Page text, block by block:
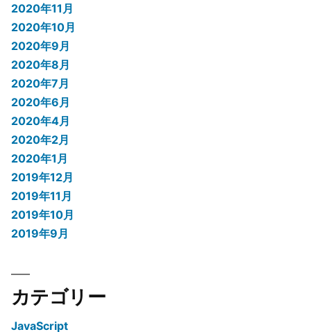
2020年11月
2020年10月
2020年9月
2020年8月
2020年7月
2020年6月
2020年4月
2020年2月
2020年1月
2019年12月
2019年11月
2019年10月
2019年9月
カテゴリー
JavaScript